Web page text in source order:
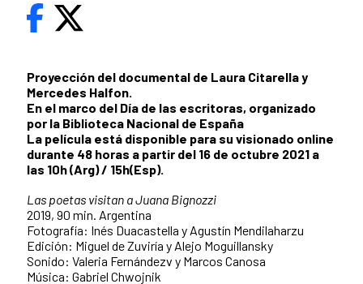
Proyección del documental de Laura Citarella y
Mercedes Halfon.
En el marco del Día de las escritoras, organizado
por la Biblioteca Nacional de España
La película está disponible para su visionado online
durante 48 horas a partir del 16 de octubre 2021 a
las 10h (Arg) / 15h(Esp).
Las poetas visitan a Juana Bignozzi
2019, 90 min. Argentina
Fotografía: Inés Duacastella y Agustín Mendilaharzu
Edición: Miguel de Zuviría y Alejo Moguillansky
Sonido: Valeria Fernándezv y Marcos Canosa
Música: Gabriel Chwojnik